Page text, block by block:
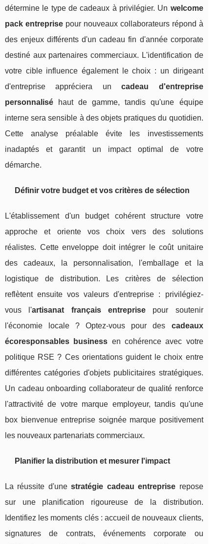
détermine le type de cadeaux à privilégier. Un welcome
pack entreprisepour nouveaux collaborateurs répond à
des enjeux différents d'un cadeau fin d'année corporate
destiné aux partenaires commerciaux. L'identification de
votre cible influence également le choix : un dirigeant
d'entreprise appréciera uncadeau d'entreprise
personnalisé haut de gamme, tandis qu'une équipe
interne sera sensible à des objets pratiques du quotidien.
Cette analyse préalable évite les investissements
inadaptés et garantit un impact optimal de votre
démarche.
Définir votre budget et vos critères de sélection
L'établissement d'un budget cohérent structure votre
approche et oriente vos choix vers des solutions
réalistes. Cette enveloppe doit intégrer le coût unitaire
des cadeaux, la personnalisation, l'emballage et la
logistique de distribution. Les critères de sélection
reflètent ensuite vos valeurs d'entreprise : privilégiez-
vous l'artisanat français entreprisepour soutenir
l'économie locale ? Optez-vous pour des cadeaux
écoresponsables business en cohérence avec votre
politique RSE ? Ces orientations guident le choix entre
différentes catégories d'objets publicitaires stratégiques.
Un cadeau onboarding collaborateur de qualité renforce
l'attractivité de votre marque employeur, tandis qu'une
box bienvenue entreprise soignée marque positivement
les nouveaux partenariats commerciaux.
Planifier la distribution et mesurer l'impact
La réussite d'unestratégie cadeau entreprise repose
sur une planification rigoureuse de la distribution.
Identifiez les moments clés : accueil de nouveaux clients,
signatures de contrats, événements corporate ou